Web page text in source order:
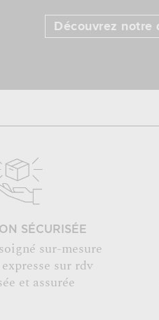
Découvrez notre
SÉCURISÉE
sur-mesure
sur rdv
et assurée